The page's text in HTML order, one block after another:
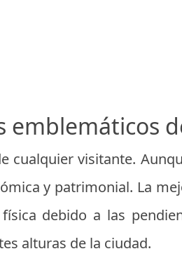
emblemáticos
cualquier visitante.
y patrimonial. La
debido a las
alturas de la ciudad.